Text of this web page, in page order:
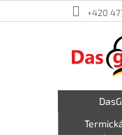
na
+420